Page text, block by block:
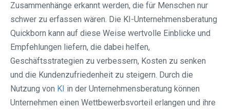
Zusammenhänge erkannt werden, die für Menschen nur
schwer zu erfassen wären. Die KI-Unternehmensberatung
Quickborn kann auf diese Weise wertvolle Einblicke und
Empfehlungen liefern, die dabei helfen,
Geschäftsstrategien zu verbessern, Kosten zu senken
und die Kundenzufriedenheit zu steigern. Durch die
Nutzung von KI in der Unternehmensberatung können
Unternehmen einen Wettbewerbsvorteil erlangen und ihre